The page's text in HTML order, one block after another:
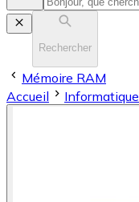
Rechercher
Mémoire RAM
Accueil
Informatique